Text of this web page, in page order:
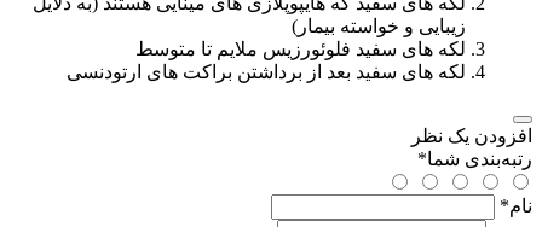
زیبایی و خواسته بیمار)
لکه های سفید فلوئورزیس ملایم تا متوسط
لکه های سفید بعد از برداشتن براکت های ارتودنسی
افزودن یک نظر
رتبه‌بندی شما*
نام*